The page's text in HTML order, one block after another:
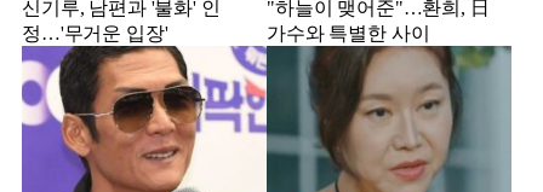
신기루, 남편과 '불화' 인
정…'무거운 입장'
"하늘이 맺어준"…환희, 日
가수와 특별한 사이